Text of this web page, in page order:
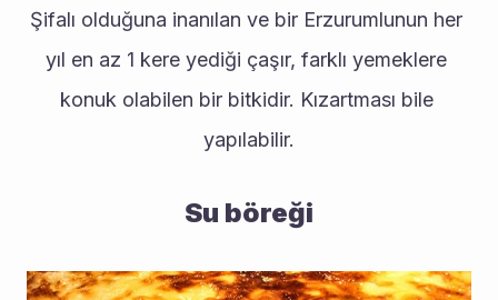
Şifalı olduğuna inanılan ve bir Erzurumlunun her
yıl en az 1 kere yediği çaşır, farklı yemeklere
konuk olabilen bir bitkidir. Kızartması bile
yapılabilir.
Su böreği